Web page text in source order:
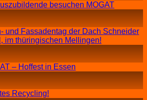
besuchen MOGAT
und Fassadentag der Dach Schneider
im thüringischen Mellingen!
– Hoffest in Essen
Recycling!